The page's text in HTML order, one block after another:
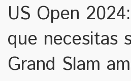
US Open
que necesitas
Grand Slam